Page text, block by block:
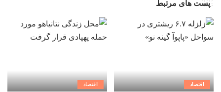
پست های مرتبط
اقتصاد اقتصاد